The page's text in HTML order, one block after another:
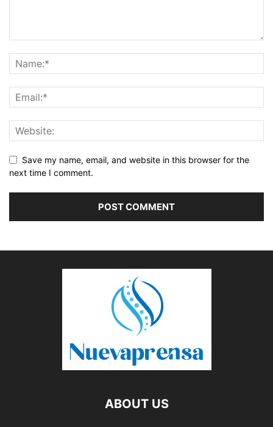
Save my name, email, and website in this browser for the
next time I comment.
ABOUT US